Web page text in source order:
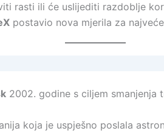
rasti ili će uslijediti razdoblje
postavio nova mjerila za
2002. godine s ciljem smanjenja
koja je uspješno poslala